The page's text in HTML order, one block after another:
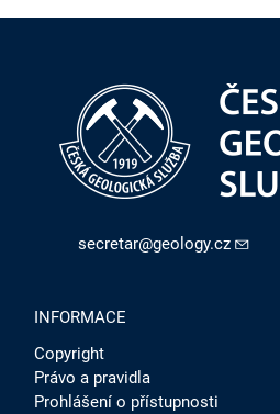
secretar@geology.cz
INFORMACE
Copyright
Právo a pravidla
Prohlášení o přístupnosti